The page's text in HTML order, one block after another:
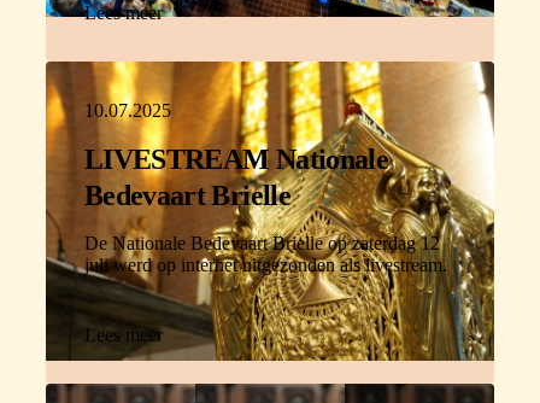
Lees meer
10.07.2025
LIVESTREAM Nationale
Bedevaart Brielle
De Nationale Bedevaart Brielle op zaterdag 12
juli werd op internet uitgezonden als livestream.
Lees meer